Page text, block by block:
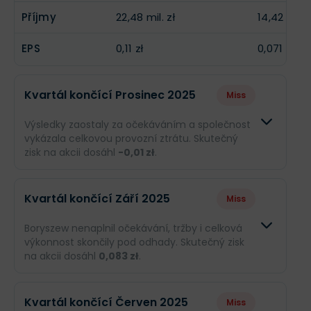
Příjmy 22,48 mil. zł 14,42 mil.
EPS 0,11 zł 0,071 zł
Kvartál končící Prosinec 2025 Miss
Výsledky zaostaly za očekáváním a společnost
vykázala celkovou provozní ztrátu. Skutečný
zisk na akcii dosáhl -0,01 zł.
Příjmy --
Kvartál končící Září 2025 Miss
Boryszew nenaplnil očekávání, tržby i celková
výkonnost skončily pod odhady. Skutečný zisk
na akcii dosáhl 0,083 zł.
Kvartál končící Červen 2025 Miss